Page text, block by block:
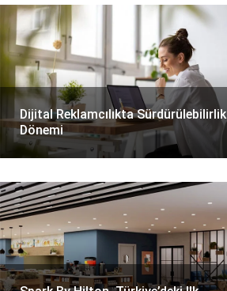
Dijital Reklamcılıkta Sürdürülebilirlik
Dönemi